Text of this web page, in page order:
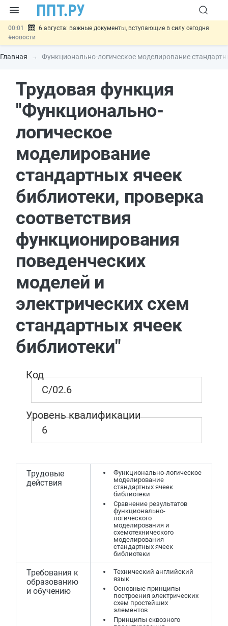
00:01
6 августа: важные документы, вступающие в силу сегодня
#новости
05.08 Обновили сообщения НПФ о договорах НПО и долгосрочных
сбережений#новости
05.08
Систему страхования вкладов распространили на электронные
кошельки#новости
05.08
#новости
Главная Функционально-логическое моделирование
Трудовая функция
"Функционально-
логическое
моделирование
стандартных ячеек
библиотеки, проверка
соответствия
функционирования
поведенческих
моделей и
электрических схем
стандартных ячеек
библиотеки"
Код
C/02.6
Уровень квалификации
6
Трудовые
действия
Функционально-логическое
моделирование
стандартных ячеек
библиотеки
Сравнение результатов
функционально-
логического
моделирования и
схемотехнического
моделирования
стандартных ячеек
библиотеки
Требования к
образованию
и обучению
Технический английский
язык
Основные принципы
построения электрических
схем простейших
элементов
Принципы сквозного